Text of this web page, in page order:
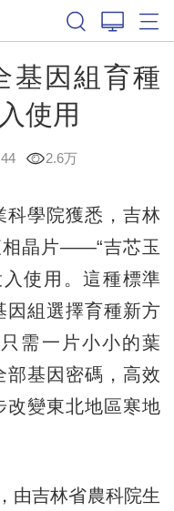
基因組育種
使用
2.6万
學院獲悉，吉林
相晶片——“吉芯玉
使用。這種標準
因組選擇育種新方
需一片小小的葉
部基因密碼，高效
改變東北地區寒地
吉林省農科院生